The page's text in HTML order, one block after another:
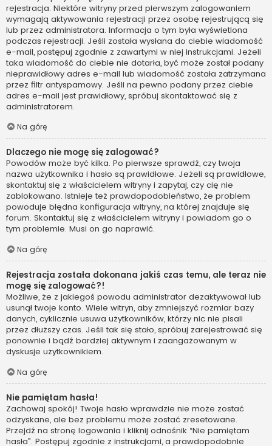
rejestracja. Niektóre witryny przed pierwszym zalogowaniem
wymagają aktywowania rejestracji przez osobę rejestrującą się
lub przez administratora. Informacja o tym była wyświetlona
podczas rejestracji. Jeśli została wysłana do ciebie wiadomość
e-mail, postępuj zgodnie z zawartymi w niej instrukcjami. Jeżeli
taka wiadomość do ciebie nie dotarła, być może został podany
nieprawidłowy adres e-mail lub wiadomość została zatrzymana
przez filtr antyspamowy. Jeśli na pewno podany przez ciebie
adres e-mail jest prawidłowy, spróbuj skontaktować się z
administratorem.
Na górę
Dlaczego nie mogę się zalogować?
Powodów może być kilka. Po pierwsze sprawdź, czy twoja
nazwa użytkownika i hasło są prawidłowe. Jeżeli są prawidłowe,
skontaktuj się z właścicielem witryny i zapytaj, czy cię nie
zablokowano. Istnieje też prawdopodobieństwo, że problem
powoduje błędna konfiguracja witryny, na której znajduje się
forum. Skontaktuj się z właścicielem witryny i powiadom go o
tym problemie. Musi on go naprawić.
Na górę
Rejestracja została dokonana jakiś czas temu, ale teraz nie
mogę się zalogować?!
Możliwe, że z jakiegoś powodu administrator dezaktywował lub
usunął twoje konto. Wiele witryn, aby zmniejszyć rozmiar bazy
danych, cyklicznie usuwa użytkowników, którzy nic nie pisali
przez dłuższy czas. Jeśli tak się stało, spróbuj zarejestrować się
ponownie i bądź bardziej aktywnym i zaangażowanym w
dyskusje użytkownikiem.
Na górę
Nie pamiętam hasła!
Zachowaj spokój! Twoje hasło wprawdzie nie może zostać
odzyskane, ale bez problemu może zostać zresetowane.
Przejdź na stronę logowania i kliknij odnośnik “Nie pamiętam
hasła”. Postępuj zgodnie z instrukcjami, a prawdopodobnie